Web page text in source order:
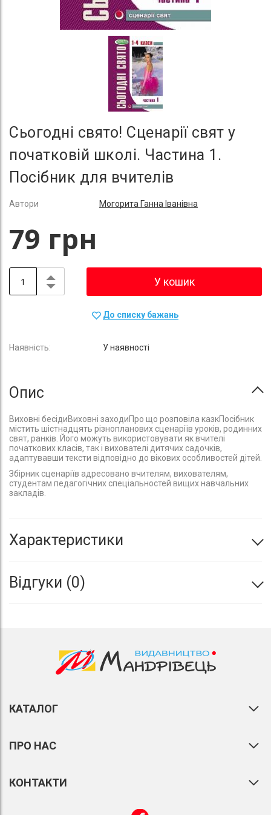
Сьогодні свято! Cценарії свят у
початковій школі. Частина 1.
Посібник для вчителів
Автори Могорита Ганна Іванівна
79 грн
У кошик
До списку бажань
У наявності
Опис
Виховні бесідиВиховні заходиПро що розповіла казкПосібник
містить шістнадцять різнопланових сценаріїв уроків, родинних
свят, ранків. Його можуть використовувати як вчителі
початкових класів, так і вихователі дитячих садочків,
адаптувавши тексти відповідно до вікових особливостей дітей.
Збірник сценаріїв адресовано вчителям, вихователям,
студентам педагогічних спеціальностей вищих навчальних
закладів.
Характеристики
Відгуки 0
КАТАЛОГ
ПРО НАС
КОНТАКТИ